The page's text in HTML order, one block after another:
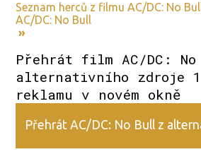
Seznam herců z filmu AC/DC: No
AC/DC: No Bull
»
Přehrát film AC/DC:
alternativního zdroje
reklamu v novém okně
Přehrát AC/DC: No Bull z